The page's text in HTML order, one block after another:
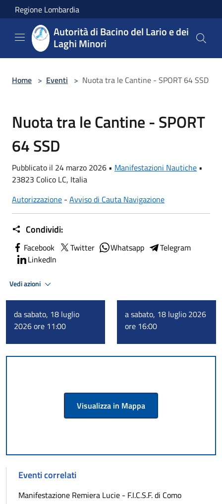
Salta al contenuto principale
Regione Lombardia
Autorità di Bacino del Lario e dei
Laghi Minori
Home > Eventi > Nuota tra le Cantine - SPORT 64 SSD
Nuota tra le Cantine - SPORT
64 SSD
Pubblicato il 24 marzo 2026 • Manifestazioni Nautiche •
23823 Colico LC, Italia
Autorizzazione - Avviso di Cauta Navigazione
Condividi:
Facebook Twitter Whatsapp
Telegram
LinkedIn
Vedi azioni
da sabato, 18 luglio
2026 ore 11:00
a sabato, 18 luglio 2026
ore 16:00
Visualizza in Mappa
Eventi correlati
Manifestazione Remiera Lucie - F.I.C.S.F. di Como